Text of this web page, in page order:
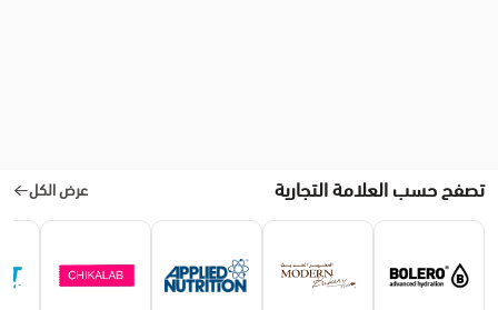
تصفح حسب العلامة التجارية عرض الكل